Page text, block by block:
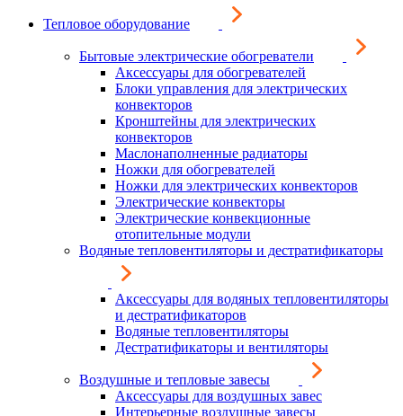
Тепловое оборудование
Бытовые электрические обогреватели
Аксессуары для обогревателей
Блоки управления для электрических
конвекторов
Кронштейны для электрических
конвекторов
Маслонаполненные радиаторы
Ножки для обогревателей
Ножки для электрических конвекторов
Электрические конвекторы
Электрические конвекционные
отопительные модули
Водяные тепловентиляторы и дестратификаторы
Аксессуары для водяных тепловентиляторы
и дестратификаторов
Водяные тепловентиляторы
Дестратификаторы и вентиляторы
Воздушные и тепловые завесы
Аксессуары для воздушных завес
Интерьерные воздушные завесы